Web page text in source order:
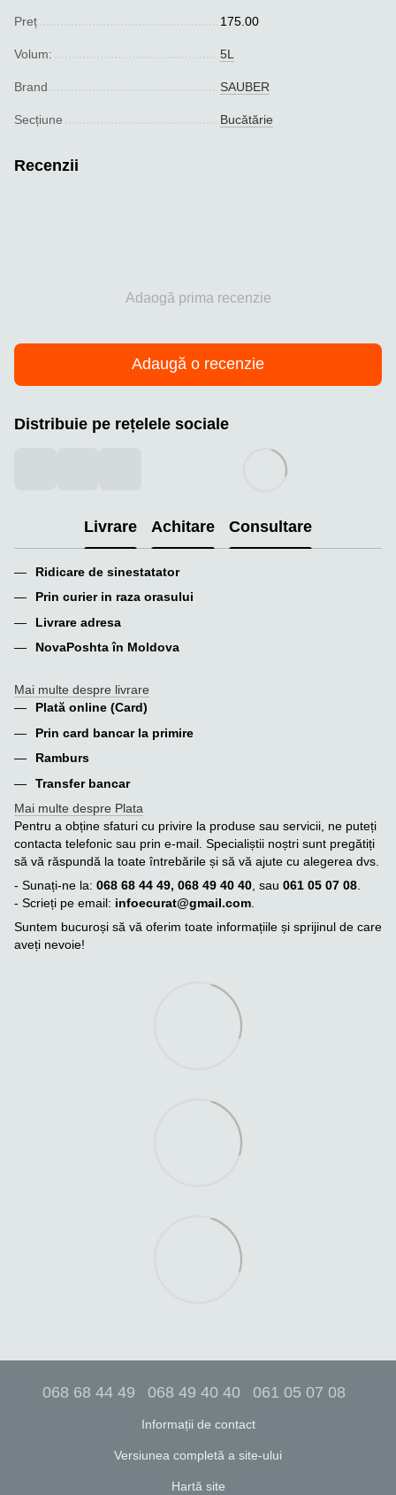
Preț 175.00
Volum: 5L
Brand SAUBER
Seсțiune Bucătărie
Recenzii
Adaogă prima recenzie
Adaugă o recenzie
Distribuie pe rețelele sociale
Livrare Achitare Consultare
Ridicare de sinestatator
Prin curier in raza orasului
Livrare adresa
NovaPoshta în Moldova
Mai multe despre livrare
Plată online (Card)
Prin card bancar la primire
Ramburs
Transfer bancar
Mai multe despre Plata
Pentru a obține sfaturi cu privire la produse sau servicii, ne puteți
contacta telefonic sau prin e-mail. Specialiștii noștri sunt pregătiți
să vă răspundă la toate întrebările și să vă ajute cu alegerea dvs.
- Sunați-ne la: 068 68 44 49, 068 49 40 40 , sau 061 05 07 08
- Scrieți pe email: infoecurat@gmail.com
Suntem bucuroși să vă oferim toate informațiile și sprijinul de care
aveți nevoie!
068 68 44 49 068 49 40 40 061 05 07 08
Informații de contact
Versiunea completă a site-ului
Hartă site